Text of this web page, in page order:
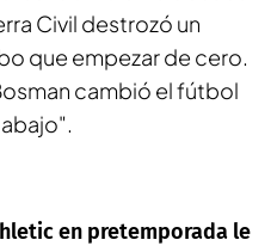
Civil destrozó un
que empezar de cero.
cambió el fútbol
en pretemporada le